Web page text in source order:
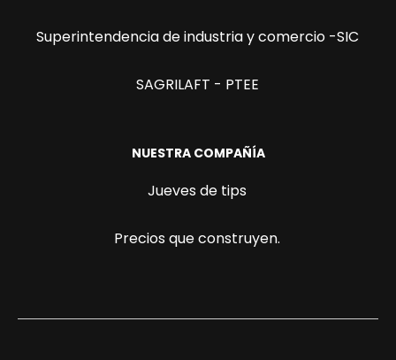
Superintendencia de industria y comercio -SIC
SAGRILAFT - PTEE
NUESTRA COMPAÑÍA
Jueves de tips
Precios que construyen.